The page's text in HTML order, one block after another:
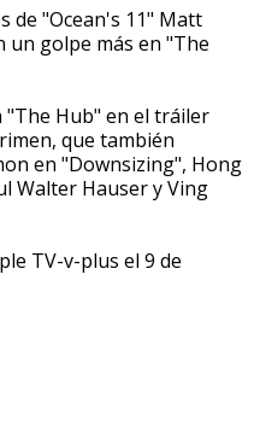
de "Ocean's 11" Matt
un golpe más en "The
"The Hub" en el tráiler
que también
en "Downsizing", Hong
Walter Hauser y Ving
TV-v-plus el 9 de